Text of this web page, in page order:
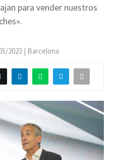
para vender nuestros
2023 | Barcelona